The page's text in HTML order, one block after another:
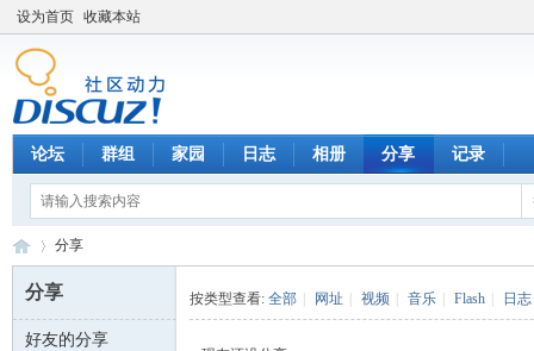
设为首页 收藏本站
论坛 群组 家园 日志 相册 分享 记录
数 ›
分享
分享
好友的分享
按类型查看: 全部 网址 视频 音乐 Flash 日志